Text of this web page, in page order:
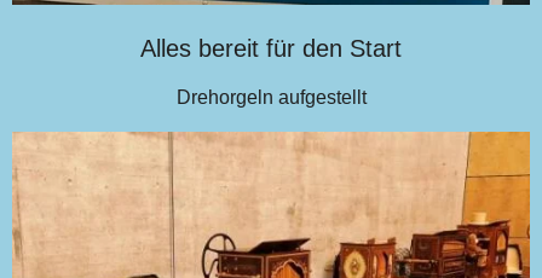
Alles bereit für den Start
Drehorgeln aufgestellt